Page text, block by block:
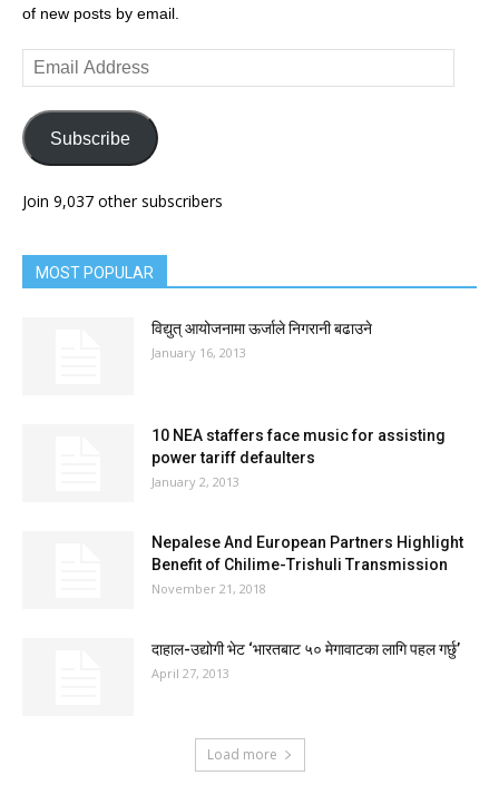
of new posts by email.
Email
Address
Subscribe
Join 9,037 other subscribers
MOST POPULAR
विद्युत् आयोजनामा ऊर्जाले निगरानी बढाउने
January 16, 2013
10 NEA staffers face music for assisting
power tariff defaulters
January 2, 2013
Nepalese And European Partners Highlight
Benefit of Chilime-Trishuli Transmission
November 21, 2018
दाहाल-उद्योगी भेट ‘भारतबाट ५० मेगावाटका लागि पहल गर्छु’
April 27, 2013
Load more